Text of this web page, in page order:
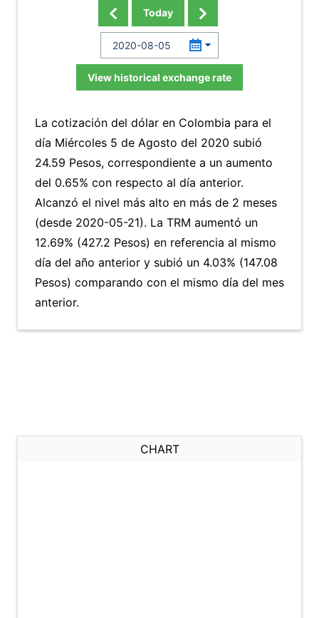
Today
View historical exchange rate
La cotización del dólar en Colombia para el
día Miércoles 5 de Agosto del 2020 subió
24.59 Pesos, correspondiente a un aumento
del 0.65% con respecto al día anterior.
Alcanzó el nivel más alto en más de 2 meses
(desde 2020-05-21). La TRM aumentó un
12.69% (427.2 Pesos) en referencia al mismo
día del año anterior y subió un 4.03% (147.08
Pesos) comparando con el mismo día del mes
anterior.
CHART